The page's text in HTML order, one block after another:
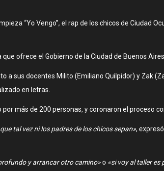
“Yo Vengo”, el rap de los chicos de Ciudad
ofrece el Gobierno de la Ciudad de Buenos
a sus docentes Milito (Emiliano Quilpidor) y Zak
en letras.
más de 200 personas, y coronaron el proceso
tal vez ni los padres de los chicos sepan»,
y arrancar otro camino»o «si voy al taller es